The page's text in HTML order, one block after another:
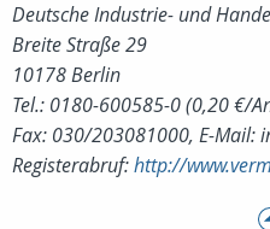
Deutsche Industrie- und
Breite Straße 29
10178 Berlin
Tel.: 0180-600585-0 (0,20 €/
Fax: 030/203081000, E-Mail:
Registerabruf:http://